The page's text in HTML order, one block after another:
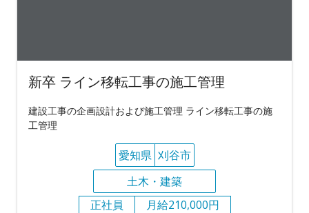
新卒 ライン移転工事の施工管理
建設工事の企画設計および施工管理 ライン移転工事の施
工管理
愛知県 刈谷市
土木・建築
正社員
月給210,000円